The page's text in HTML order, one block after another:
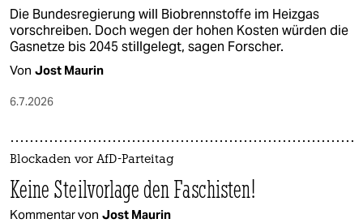
Die Bundesregierung will Biobrennstoffe im Heizgas
vorschreiben. Doch wegen der hohen Kosten würden die
Gasnetze bis 2045 stillgelegt, sagen Forscher.
Von Jost Maurin
6.7.2026
Blockaden vor AfD-Parteitag
Keine Steilvorlage den Faschisten!
Kommentar von Jost Maurin